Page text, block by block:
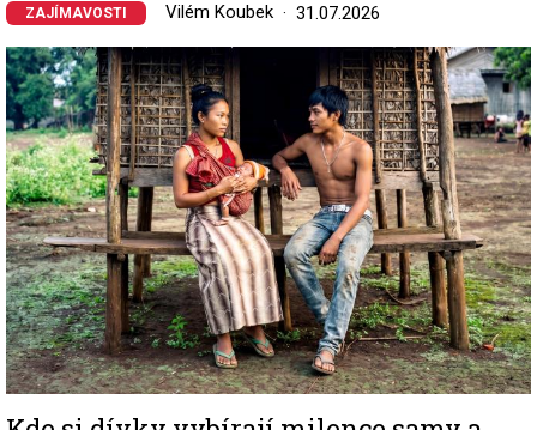
ZAJÍMAVOSTI Vilém Koubek 31.07.2026
Image